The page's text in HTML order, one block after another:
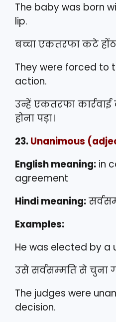
The baby was born
lip.
बच्चा एकतरफा कटे
They were forced to
action.
उन्हें एकतरफा
होना पड़ा।
23.Unanimous
English meaning: in
agreement
Hindi meaning:
Examples:
He was elected by a
उसे सर्वसम्मति से चुना
The judges were
decision.